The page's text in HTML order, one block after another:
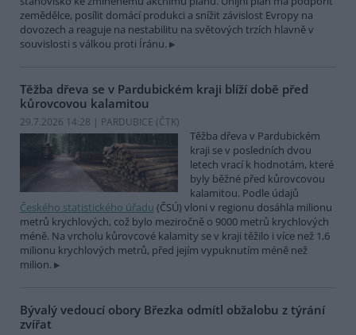
zemědělce, posílit domácí produkci a snížit závislost Evropy na
dovozech a reaguje na nestabilitu na světových trzích hlavně v
souvislosti s válkou proti Íránu.
Těžba dřeva se v Pardubickém kraji blíží době před
kůrovcovou kalamitou
29.7.2026 14:28 | PARDUBICE (ČTK)
Těžba dřeva v Pardubickém
kraji se v posledních dvou
letech vrací k hodnotám, které
byly běžné před kůrovcovou
kalamitou. Podle údajů
Českého statistického úřadu (ČSÚ) vloni v regionu dosáhla milionu
metrů krychlových, což bylo meziročně o 9000 metrů krychlových
méně. Na vrcholu kůrovcové kalamity se v kraji těžilo i více než 1,6
milionu krychlových metrů, před jejím vypuknutím méně než
milion.
Bývalý vedoucí obory Březka odmítl obžalobu z týrání
zvířat